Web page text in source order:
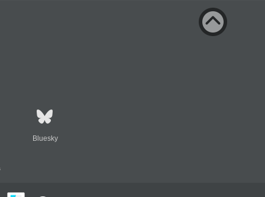
Bluesky